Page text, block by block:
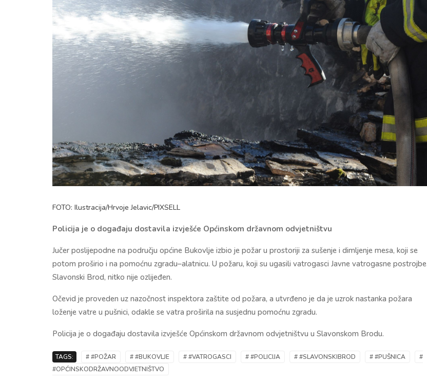
FOTO: Ilustracija/Hrvoje Jelavic/PIXSELL
Policija je o događaju dostavila izvješće Općinskom državnom odvjetništvu
Jučer poslijepodne na području općine Bukovlje izbio je požar u prostoriji za sušenje i dimljenje mesa, koji se
potom proširio i na pomoćnu zgradu–alatnicu. U požaru, koji su ugasili vatrogasci Javne vatrogasne postrojbe
Slavonski Brod, nitko nije ozlijeđen.
Očevid je proveden uz nazočnost inspektora zaštite od požara, a utvrđeno je da je uzrok nastanka požara
loženje vatre u pušnici, odakle se vatra proširila na susjednu pomoćnu zgradu.
Policija je o događaju dostavila izvješće Općinskom državnom odvjetništvu u Slavonskom Brodu.
TAGS: # #POŽAR # #BUKOVLJE # #VATROGASCI # #POLICIJA # #SLAVONSKIBROD # #PUŠNICA
#
#OPĆINSKODRŽAVNOODVJETNIŠTVO